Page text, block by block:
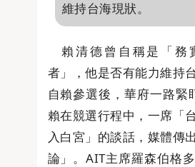
維持台海現狀。
賴清德曾自稱是「務
者」，他是否有能力維持
自賴參選後，華府一路緊
賴在競選行程中，一席「
入白宮」的談話，媒體傳
論」。AIT主席羅森伯格